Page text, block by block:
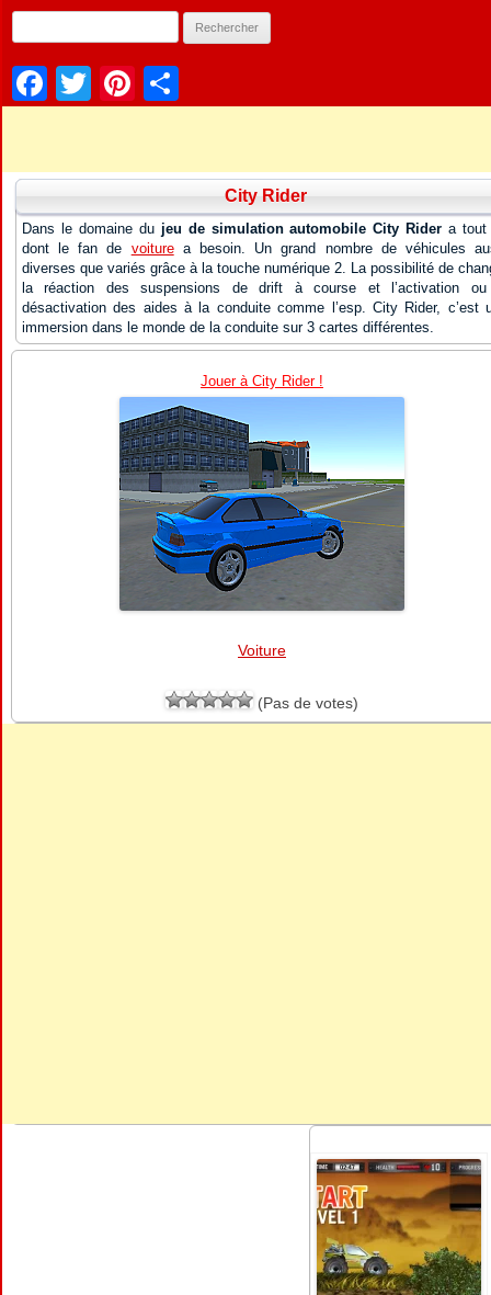
Facebook
TwitterPinterest
City Rider
Dans le domaine du jeu de simulation automobile City Rider a tout
dont le fan de voiturea besoin. Un grand nombre de véhicules
diverses que variés grâce à la touche numérique 2. La possibilité de
la réaction des suspensions de drift à course et l’activation
désactivation des aides à la conduite comme l’esp. City Rider, c’est
immersion dans le monde de la conduite sur 3 cartes différentes.
Jouer à City Rider !
Voiture
(Pas de votes)